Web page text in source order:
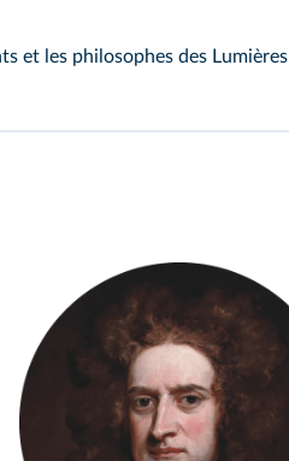
et les philosophes des Lumières